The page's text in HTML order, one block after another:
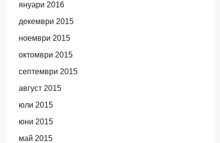
януари 2016
декември 2015
ноември 2015
октомври 2015
септември 2015
август 2015
юли 2015
юни 2015
май 2015